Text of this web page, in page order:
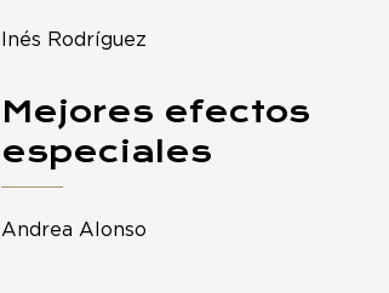
Inés Rodríguez
Mejores efectos
especiales
Andrea Alonso